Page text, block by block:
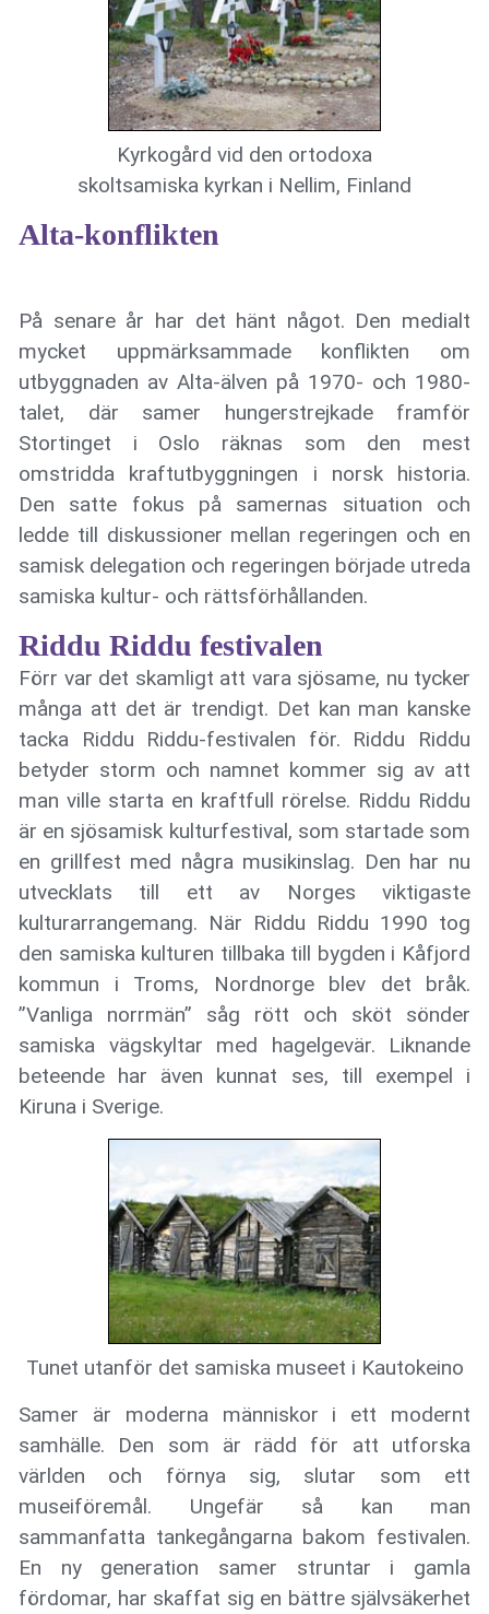
Kyrkogård vid den ortodoxa
skoltsamiska kyrkan i Nellim, Finland
Alta-konflikten
På senare år har det hänt något. Den medialt
mycket uppmärksammade konflikten om
utbyggnaden av Alta-älven på 1970- och 1980-
talet, där samer hungerstrejkade framför
Stortinget i Oslo räknas som den mest
omstridda kraftutbyggningen i norsk historia.
Den satte fokus på samernas situation och
ledde till diskussioner mellan regeringen och en
samisk delegation och regeringen började utreda
samiska kultur- och rättsförhållanden.
Riddu Riddu festivalen
Förr var det skamligt att vara sjösame, nu tycker
många att det är trendigt. Det kan man kanske
tacka Riddu Riddu-festivalen för. Riddu Riddu
betyder storm och namnet kommer sig av att
man ville starta en kraftfull rörelse. Riddu Riddu
är en sjösamisk kulturfestival, som startade som
en grillfest med några musikinslag. Den har nu
utvecklats till ett av Norges viktigaste
kulturarrangemang. När Riddu Riddu 1990 tog
den samiska kulturen tillbaka till bygden i Kåfjord
kommun i Troms, Nordnorge blev det bråk.
”Vanliga norrmän” såg rött och sköt sönder
samiska vägskyltar med hagelgevär. Liknande
beteende har även kunnat ses, till exempel i
Kiruna i Sverige.
Tunet utanför det samiska museet i Kautokeino
Samer är moderna människor i ett modernt
samhälle. Den som är rädd för att utforska
världen och förnya sig, slutar som ett
museiföremål. Ungefär så kan man
sammanfatta tankegångarna bakom festivalen.
En ny generation samer struntar i gamla
fördomar, har skaffat sig en bättre självsäkerhet